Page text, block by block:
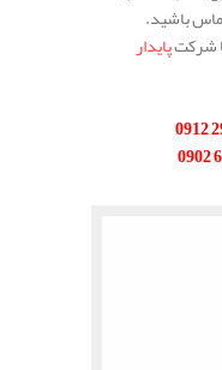
باشید.
شرکتپایدار